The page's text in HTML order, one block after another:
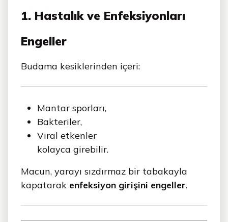
1. Hastalık ve Enfeksiyonları
Engeller
Budama kesiklerinden içeri:
Mantar sporları,
Bakteriler,
Viral etkenler
kolayca girebilir.
Macun, yarayı sızdırmaz bir tabakayla
kapatarak enfeksiyon girişini engeller.